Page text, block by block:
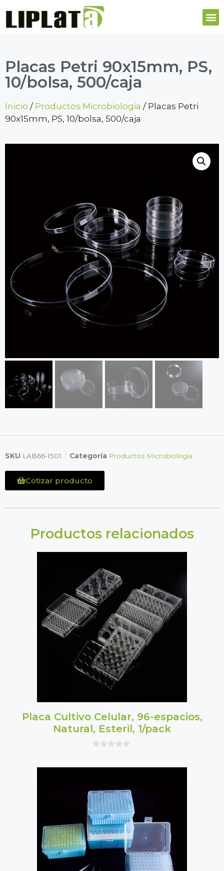
Placas Petri 90x15mm, PS,
10/bolsa, 500/caja
Inicio / Productos Microbiologia / Placas Petri
90x15mm, PS, 10/bolsa, 500/caja
SKU LAB66-1501 Categoría Productos Microbiologia
Cotizar producto
Productos relacionados
Placa Cultivo Celular, 96-espacios,
Natural, Esteril, 1/pack
u
f
5